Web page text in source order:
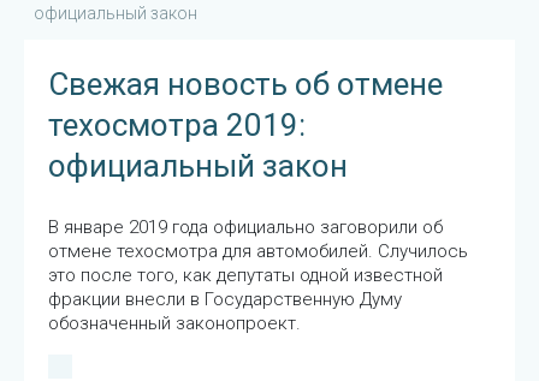
официальный закон
Свежая новость об отмене
техосмотра 2019:
официальный закон
В январе 2019 года официально заговорили об
отмене техосмотра для автомобилей. Случилось
это после того, как депутаты одной известной
фракции внесли в Государственную Думу
обозначенный законопроект.